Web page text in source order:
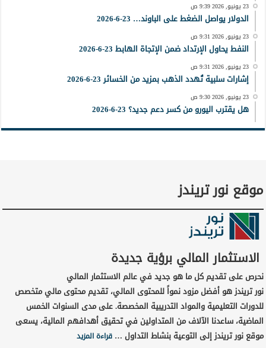
23 يونيو, 2026 9:39 ص
الدولار يواصل الضغط على الباوند… 23-6-2026
23 يونيو, 2026 9:31 ص
النفط يحاول الإرتداد ضمن الإتجاة الهابط 23-6-2026
23 يونيو, 2026 9:31 ص
إشارات سلبية تُهدد الذهب بمزيد من الخسائر 23-6-2026
23 يونيو, 2026 9:30 ص
هل يقترب اليورو من كسر دعم جديد؟ 23-6-2026
موقع نور تريندز
الاستثمار المالي برؤية جديدة
نحرص على تقديم كل ما هو جديد في عالم الاستثمار المالي
نور تريندز هو أفضل مزود نمواً للمحتوى المالي، تقديم محتوى مالي متخصص
للدورات التعليمية والمواد التدريبية المخصصة. على مدى السنوات الخمس
الماضية، ساعدنا الآلاف من المتداولين في تحقيق أهدافهم المالية، يسعى
موقع نور تريندز إلى التوعية بنشاط التداول …قراءة المزيد